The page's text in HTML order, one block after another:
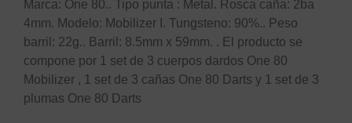
Marca: One 80.. Tipo punta : Metal. Rosca caña: 2ba
4mm. Modelo: Mobilizer I. Tungsteno: 90%.. Peso
barril: 22g.. Barril: 8.5mm x 59mm. . El producto se
compone por 1 set de 3 cuerpos dardos One 80
Mobilizer , 1 set de 3 cañas One 80 Darts y 1 set de 3
plumas One 80 Darts